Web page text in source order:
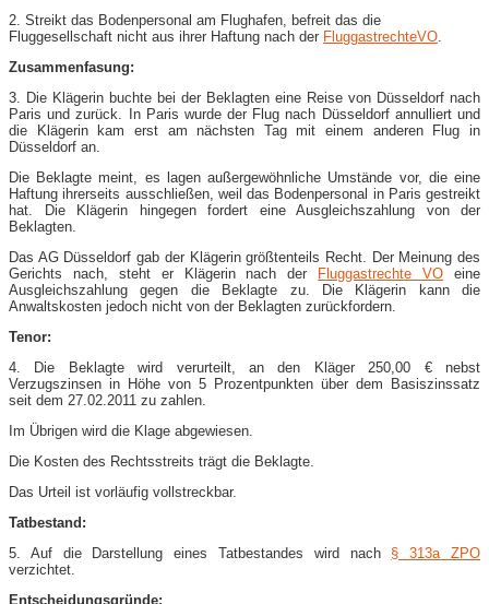
2. Streikt das Bodenpersonal am Flughafen, befreit das die
Fluggesellschaft nicht aus ihrer Haftung nach der FluggastrechteVO
Zusammenfasung:
3. Die Klägerin buchte bei der Beklagten eine Reise von Düsseldorf nach
Paris und zurück. In Paris wurde der Flug nach Düsseldorf annulliert und
die Klägerin kam erst am nächsten Tag mit einem anderen Flug in
Düsseldorf an.
Die Beklagte meint, es lagen außergewöhnliche Umstände vor, die eine
Haftung ihrerseits ausschließen, weil das Bodenpersonal in Paris gestreikt
hat. Die Klägerin hingegen fordert eine Ausgleichszahlung von der
Beklagten.
Das AG Düsseldorf gab der Klägerin größtenteils Recht. Der Meinung des
Gerichts nach, steht er Klägerin nach der Fluggastrechte VO eine
Ausgleichszahlung gegen die Beklagte zu. Die Klägerin kann die
Anwaltskosten jedoch nicht von der Beklagten zurückfordern.
Tenor:
4. Die Beklagte wird verurteilt, an den Kläger 250,00 € nebst
Verzugszinsen in Höhe von 5 Prozentpunkten über dem Basiszinssatz
seit dem 27.02.2011 zu zahlen.
Im Übrigen wird die Klage abgewiesen.
Die Kosten des Rechtsstreits trägt die Beklagte.
Das Urteil ist vorläufig vollstreckbar.
Tatbestand:
5. Auf die Darstellung eines Tatbestandes wird nach § 313a ZPO
verzichtet.
Entscheidungsgründe: